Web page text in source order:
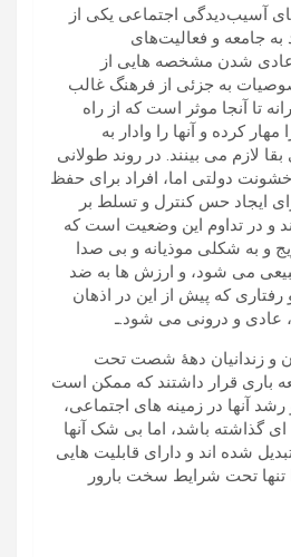
آسیب‌دیدگی اجتماعی یکی از
جامعه و فعالیت‌های
شدن مشخصه هایی از
به جزئی از فرهنگ غالب
تا آنجا موثر است که از راه
کرده و آنها را وادار به
لازم می بینند. در روند طولانی
دولتی اما، افراد برای حفظ
ایجاد حس کنترل و تسلط بر
و در تداوم این وضعیت است که
و به شکلی موذیانه و بی صدا
می شود، و ارزش ها به ضد
که پیش از این در اذهان
عادی و درونی می شود.ـ
و زندانیان دهۀ شصت تحت
باری قرار داشتند که ممکن است
رشد آنها در زمینه های اجتماعی،
گذاشته باشد، اما بی شک آنها
شده اند و دارای قابلیت هایی
تنها تحت شرایط سخت بارور